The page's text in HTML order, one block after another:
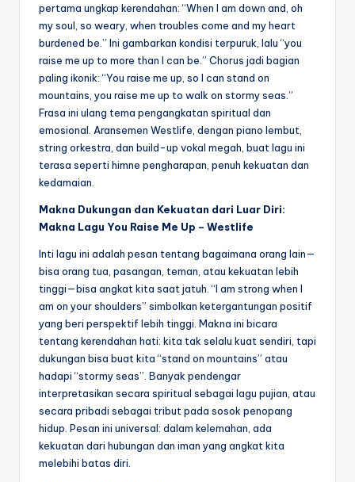
pertama ungkap kerendahan: “When I am down and, oh
my soul, so weary, when troubles come and my heart
burdened be.” Ini gambarkan kondisi terpuruk, lalu “you
raise me up to more than I can be.” Chorus jadi bagian
paling ikonik: “You raise me up, so I can stand on
mountains, you raise me up to walk on stormy seas.”
Frasa ini ulang tema pengangkatan spiritual dan
emosional. Aransemen Westlife, dengan piano lembut,
string orkestra, dan build-up vokal megah, buat lagu ini
terasa seperti himne pengharapan, penuh kekuatan dan
kedamaian.
Makna Dukungan dan Kekuatan dari Luar Diri:
Makna Lagu You Raise Me Up – Westlife
Inti lagu ini adalah pesan tentang bagaimana orang lain—
bisa orang tua, pasangan, teman, atau kekuatan lebih
tinggi—bisa angkat kita saat jatuh. “I am strong when I
am on your shoulders” simbolkan ketergantungan positif
yang beri perspektif lebih tinggi. Makna ini bicara
tentang kerendahan hati: kita tak selalu kuat sendiri, tapi
dukungan bisa buat kita “stand on mountains” atau
hadapi “stormy seas”. Banyak pendengar
interpretasikan secara spiritual sebagai lagu pujian, atau
secara pribadi sebagai tribut pada sosok penopang
hidup. Pesan ini universal: dalam kelemahan, ada
kekuatan dari hubungan dan iman yang angkat kita
melebihi batas diri.